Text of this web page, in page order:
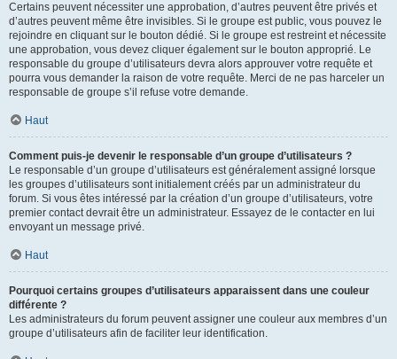
Certains peuvent nécessiter une approbation, d’autres peuvent être privés et
d’autres peuvent même être invisibles. Si le groupe est public, vous pouvez le
rejoindre en cliquant sur le bouton dédié. Si le groupe est restreint et nécessite
une approbation, vous devez cliquer également sur le bouton approprié. Le
responsable du groupe d’utilisateurs devra alors approuver votre requête et
pourra vous demander la raison de votre requête. Merci de ne pas harceler un
responsable de groupe s’il refuse votre demande.
Haut
Comment puis-je devenir le responsable d’un groupe d’utilisateurs ?
Le responsable d’un groupe d’utilisateurs est généralement assigné lorsque
les groupes d’utilisateurs sont initialement créés par un administrateur du
forum. Si vous êtes intéressé par la création d’un groupe d’utilisateurs, votre
premier contact devrait être un administrateur. Essayez de le contacter en lui
envoyant un message privé.
Haut
Pourquoi certains groupes d’utilisateurs apparaissent dans une couleur
différente ?
Les administrateurs du forum peuvent assigner une couleur aux membres d’un
groupe d’utilisateurs afin de faciliter leur identification.